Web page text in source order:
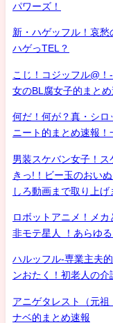
パワーズ！
新・ハゲッフル！哀愁
ハゲっTEL？
こじ！コジッフル@
女のBL腐女子的まと
何だ！何が？真・シ
ニート的まとめ速報！
男装スケバン女子！ス
きっ!！ビー玉のおい
しろ動画まで取り上げ
ロボットアニメ！メカ
非モテ星人 ！あらゆ
ハルッフル-専業主夫
ンおたく！初老人の
アニゲタレスト（元
ナベ的まとめ速報